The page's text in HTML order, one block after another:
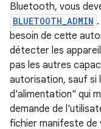
Bluetooth, vous
BLUETOOTH_ADMIN
besoin de cette
détecter les
pas les autres
autorisation, sauf si
d'alimentation" qui
demande de
fichier manifeste de